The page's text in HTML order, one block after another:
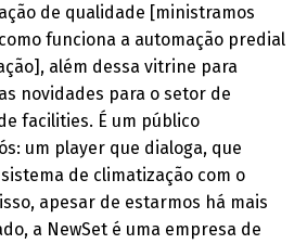
de qualidade [ministramos
funciona a automação predial
além dessa vitrine para
novidades para o setor de
facilities. É um público
um player que dialoga, que
de climatização com o
apesar de estarmos há mais
a NewSet é uma empresa de